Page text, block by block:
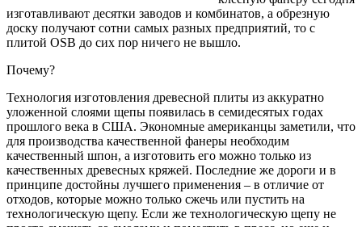
изготавливают десятки заводов и комбинатов, а обрезную
доску получают сотни самых разных предприятий, то с
плитой OSB до сих пор ничего не вышло.
Почему?
Технология изготовления древесной плиты из аккуратно
уложенной слоями щепы появилась в семидесятых годах
прошлого века в США. Экономные американцы заметили, что
для производства качественной фанеры необходим
качественный шпон, а изготовить его можно только из
качественных древесных кряжей. Последние же дороги и в
принципе достойны лучшего применения – в отличие от
отходов, которые можно только сжечь или пустить на
технологическую щепу. Если же технологическую щепу не